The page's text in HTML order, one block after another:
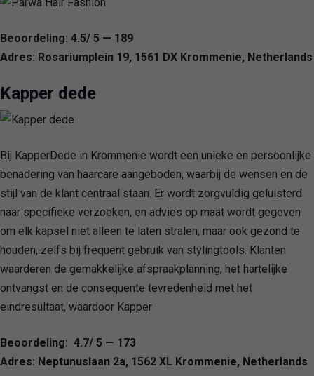
Beoordeling: 4.5/ 5 — 189
Adres: Rosariumplein 19, 1561 DX Krommenie, Netherlands
Kapper dede
Bij KapperDede in Krommenie wordt een unieke en persoonlijke
benadering van haarcare aangeboden, waarbij de wensen en de
stijl van de klant centraal staan. Er wordt zorgvuldig geluisterd
naar specifieke verzoeken, en advies op maat wordt gegeven
om elk kapsel niet alleen te laten stralen, maar ook gezond te
houden, zelfs bij frequent gebruik van stylingtools. Klanten
waarderen de gemakkelijke afspraakplanning, het hartelijke
ontvangst en de consequente tevredenheid met het
eindresultaat, waardoor Kapper
Beoordeling: 4.7/ 5 — 173
Adres: Neptunuslaan 2a, 1562 XL Krommenie, Netherlands